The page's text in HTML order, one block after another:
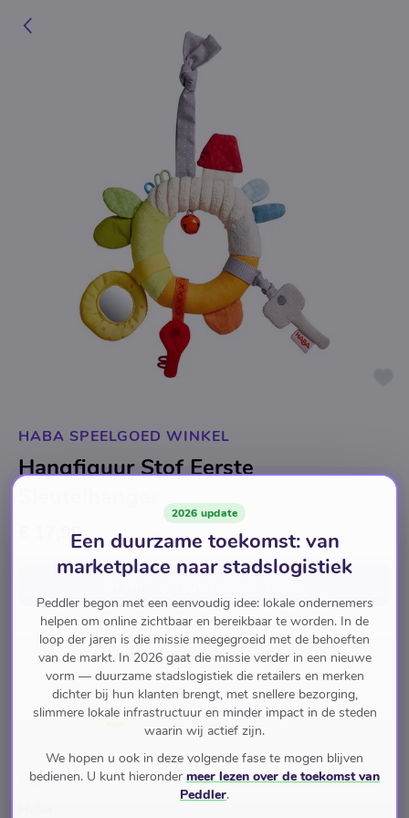
HABA SPEELGOED WINKEL
Hangfiguur Stof Eerste
€ 17,99
Baby en Peuter Babyspeelgoed Speelkleden en Babygyms
Pay with
Merk
2026 update
Een duurzame toekomst: van
marketplace naar stadslogistiek
Peddler begon met een eenvoudig idee: lokale ondernemers
helpen om online zichtbaar en bereikbaar te worden. In de
loop der jaren is die missie meegegroeid met de behoeften
van de markt. In 2026 gaat die missie verder in een nieuwe
vorm — duurzame stadslogistiek die retailers en merken
dichter bij hun klanten brengt, met snellere bezorging,
slimmere lokale infrastructuur en minder impact in de steden
waarin wij actief zijn.
We hopen u ook in deze volgende fase te mogen blijven
bedienen. U kunt hieronder meer lezen over de toekomst van
Peddler.